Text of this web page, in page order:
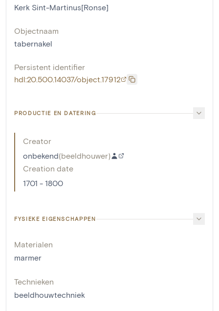
Kerk Sint-Martinus[Ronse]
Objectnaam
tabernakel
Persistent identifier
hdl:20.500.14037/object.17912
PRODUCTIE EN DATERING
Creator
onbekend(beeldhouwer)
Creation date
1701 - 1800
FYSIEKE EIGENSCHAPPEN
Materialen
marmer
Technieken
beeldhouwtechniek